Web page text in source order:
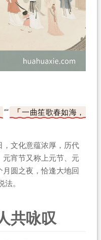
”“
一曲笙歌春如海，
文化意蕴浓厚，历代
宵节又称上元节、元
圆之夜，恰逢大地回
法。
共咏叹